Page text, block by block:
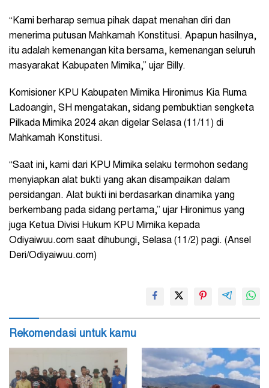
“Kami berharap semua pihak dapat menahan diri dan
menerima putusan Mahkamah Konstitusi. Apapun hasilnya,
itu adalah kemenangan kita bersama, kemenangan seluruh
masyarakat Kabupaten Mimika,” ujar Billy.
Komisioner KPU Kabupaten Mimika Hironimus Kia Ruma
Ladoangin, SH mengatakan, sidang pembuktian sengketa
Pilkada Mimika 2024 akan digelar Selasa (11/11) di
Mahkamah Konstitusi.
“Saat ini, kami dari KPU Mimika selaku termohon sedang
menyiapkan alat bukti yang akan disampaikan dalam
persidangan. Alat bukti ini berdasarkan dinamika yang
berkembang pada sidang pertama,” ujar Hironimus yang
juga Ketua Divisi Hukum KPU Mimika kepada
Odiyaiwuu.com saat dihubungi, Selasa (11/2) pagi. (Ansel
Deri/Odiyaiwuu.com)
Rekomendasi untuk kamu